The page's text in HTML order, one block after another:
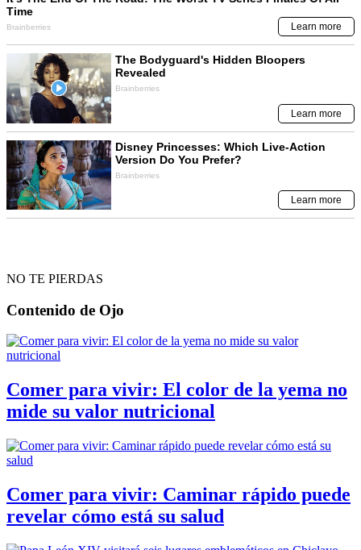
NO TE PIERDAS
Contenido de Ojo
Comer para vivir: El color de la yema no
mide su valor nutricional
Comer para vivir: Caminar rápido puede
revelar cómo está su salud